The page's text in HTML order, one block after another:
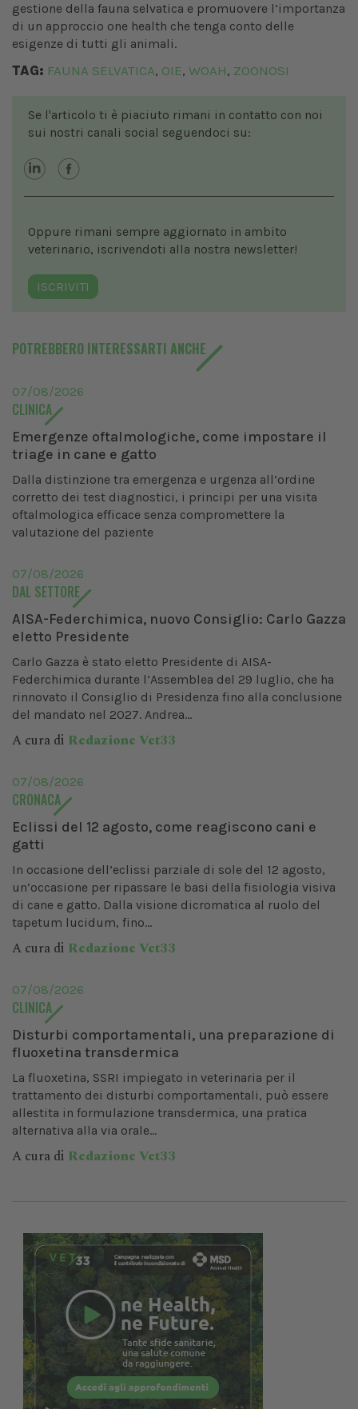
gestione della fauna selvatica e promuovere l’importanza
di un approccio one health che tenga conto delle
esigenze di tutti gli animali.
TAG: FAUNA SELVATICA, OIE, WOAH, ZOONOSI
Se l'articolo ti è piaciuto rimani in contatto con noi
sui nostri canali social seguendoci su:
Oppure rimani sempre aggiornato in ambito
veterinario, iscrivendoti alla nostra newsletter!
ISCRIVITI
POTREBBERO INTERESSARTI ANCHE
07/08/2026
CLINICA
Emergenze oftalmologiche, come impostare il
triage in cane e gatto
Dalla distinzione tra emergenza e urgenza all’ordine
corretto dei test diagnostici, i principi per una visita
oftalmologica efficace senza compromettere la
valutazione del paziente
07/08/2026
DAL SETTORE
AISA-Federchimica, nuovo Consiglio: Carlo Gazza
eletto Presidente
Carlo Gazza è stato eletto Presidente di AISA-
Federchimica durante l’Assemblea del 29 luglio, che ha
rinnovato il Consiglio di Presidenza fino alla conclusione
del mandato nel 2027. Andrea...
A cura di Redazione Vet33
07/08/2026
CRONACA
Eclissi del 12 agosto, come reagiscono cani e
gatti
In occasione dell’eclissi parziale di sole del 12 agosto,
un’occasione per ripassare le basi della fisiologia visiva
di cane e gatto. Dalla visione dicromatica al ruolo del
tapetum lucidum, fino...
A cura di Redazione Vet33
07/08/2026
CLINICA
Disturbi comportamentali, una preparazione di
fluoxetina transdermica
La fluoxetina, SSRI impiegato in veterinaria per il
trattamento dei disturbi comportamentali, può essere
allestita in formulazione transdermica, una pratica
alternativa alla via orale...
A cura di Redazione Vet33